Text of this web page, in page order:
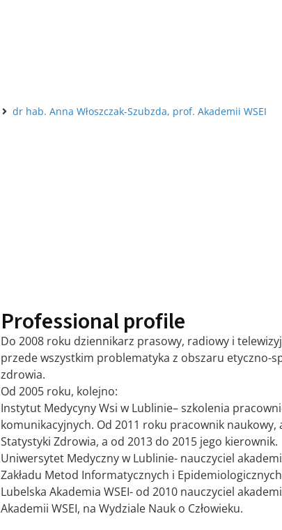
dr hab. Anna Włoszczak-Szubzda, prof. Akademii WSEI
Professional profile
Do 2008 roku dziennikarz prasowy, radiowy i
przede wszystkim problematyka z obszaru etyczno-
zdrowia.
Od 2005 roku, kolejno:
Instytut Medycyny Wsi w Lublinie– szkolenia
komunikacyjnych. Od 2011 roku pracownik naukowy,
Statystyki Zdrowia, a od 2013 do 2015 jego kierownik.
Uniwersytet Medyczny w Lublinie- nauczyciel
Zakładu Metod Informatycznych i
Lubelska Akademia WSEI- od 2010 nauczyciel
Akademii WSEI, na Wydziale Nauk o Człowieku.